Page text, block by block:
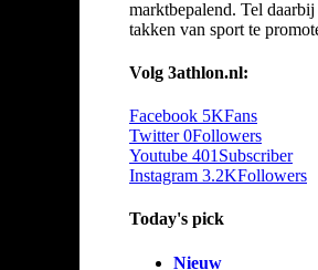
marktbepalend. Tel
takken van sport te
Volg 3athlon.nl:
Facebook 5KFans
Twitter 0Followers
Youtube 401 Subscriber
Instagram 3.2KFollowers
Today's pick
Nieuw